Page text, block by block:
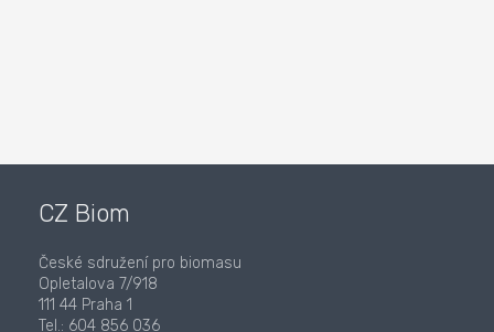
CZ Biom
České sdružení pro biomasu
Opletalova 7/918
111 44 Praha 1
Tel.: 604 856 036